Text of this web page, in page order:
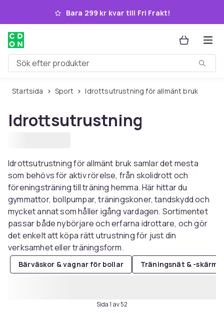
Hoppa till huvudinnehållet
Bara 299 kr kvar till Fri Frakt!
Sök efter produkter
Startsida Sport Idrottsutrustning för allmänt bruk
Idrottsutrustning
Idrottsutrustning för allmänt bruk samlar det mesta
som behövs för aktiv rörelse, från skolidrott och
föreningsträning till träning hemma. Här hittar du
gymmattor, bollpumpar, träningskoner, tandskydd och
mycket annat som håller igång vardagen. Sortimentet
passar både nybörjare och erfarna idrottare, och gör
det enkelt att köpa rätt utrustning för just din
verksamhet eller träningsform.
Bärväskor & vagnar för bollar Träningsnät & -
Sida 1 av 52